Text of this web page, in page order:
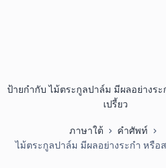
ป้ายกำกับ ไม้ตระกูลปาล์ม มีผลอย่างระ
เปรี้ยว
ภาษาใต้
คำศัพท์
ไม้ตระกูลปาล์ม มีผลอย่างระกำ หรือส